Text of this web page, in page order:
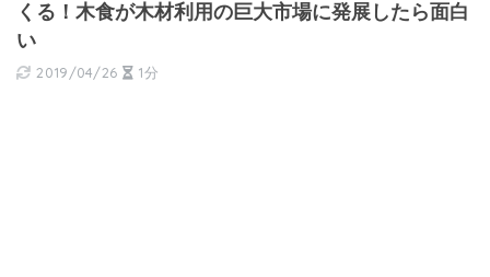
くる！木食が木材利用の巨大市場に発展したら面白
い
2019/04/26 1分